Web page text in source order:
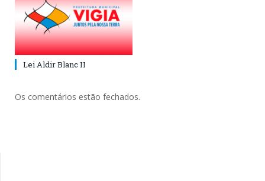
Lei Aldir Blanc II
Os comentários estão fechados.